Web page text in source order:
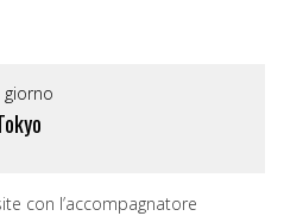
giorno
con l’accompagnatore